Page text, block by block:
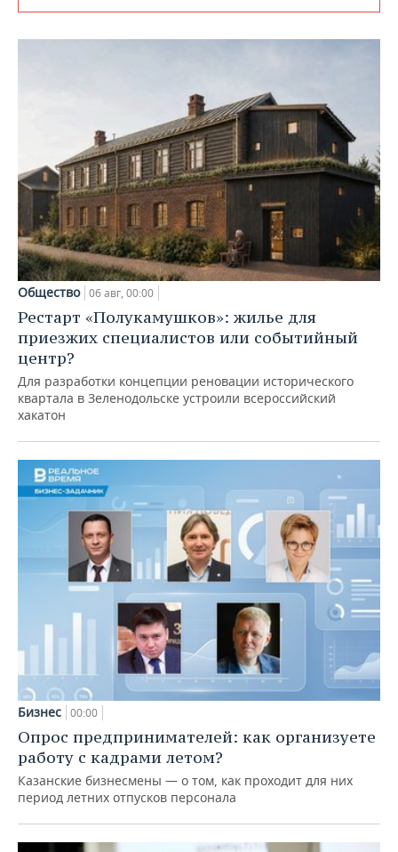
Общество 06 авг, 00:00
Рестарт «Полукамушков»: жилье для
приезжих специалистов или событийный
центр?
Для разработки концепции реновации исторического
квартала в Зеленодольске устроили всероссийский
хакатон
Бизнес 00:00
Опрос предпринимателей: как организуете
работу с кадрами летом?
Казанские бизнесмены — о том, как проходит для них
период летних отпусков персонала